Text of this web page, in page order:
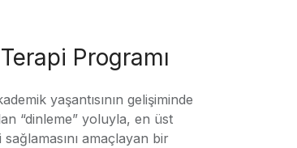
Programı
yaşantısının gelişiminde
“dinleme” yoluyla, en üst
amaçlayan bir